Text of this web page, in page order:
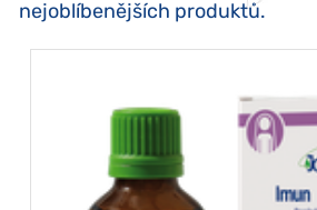
nejoblíbenějších produktů.